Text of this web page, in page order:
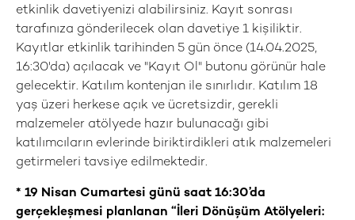
etkinlik davetiyenizi alabilirsiniz. Kayıt sonrası
tarafınıza gönderilecek olan davetiye 1 kişiliktir.
Kayıtlar etkinlik tarihinden 5 gün önce (14.04.2025,
16:30'da) açılacak ve "Kayıt Ol" butonu görünür hale
gelecektir. Katılım kontenjan ile sınırlıdır. Katılım 18
yaş üzeri herkese açık ve ücretsizdir, gerekli
malzemeler atölyede hazır bulunacağı gibi
katılımcıların evlerinde biriktirdikleri atık malzemeleri
getirmeleri tavsiye edilmektedir.
* 19 Nisan Cumartesi günü saat 16:30’da
gerçekleşmesi planlanan “İleri Dönüşüm Atölyeleri: